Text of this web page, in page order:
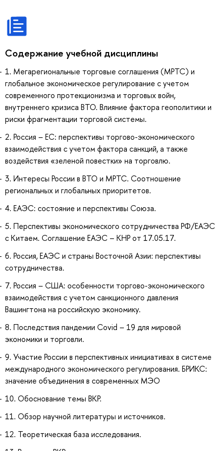
Содержание учебной дисциплины
1. Мегарегиональные торговые соглашения (МРТС) и
глобальное экономическое регулирование с учетом
современного протекционизма и торговых войн,
внутреннего кризиса ВТО. Влияние фактора геополитики и
риски фрагментации торговой системы.
2. Россия – ЕС: перспективы торгово-экономического
взаимодействия с учетом фактора санкций, а также
воздействия «зеленой повестки» на торговлю.
3. Интересы России в ВТО и МРТС. Соотношение
региональных и глобальных приоритетов.
4. ЕАЭС: состояние и перспективы Союза.
5. Перспективы экономического сотрудничества РФ/ЕАЭС
с Китаем. Соглашение ЕАЭС – КНР от 17.05.17.
6. Россия, ЕАЭС и страны Восточной Азии: перспективы
сотрудничества.
7. Россия – США: особенности торгово-экономического
взаимодействия с учетом санкционного давления
Вашингтона на российскую экономику.
8. Последствия пандемии Covid – 19 для мировой
экономики и торговли.
9. Участие России в перспективных инициативах в системе
международного экономического регулирования. БРИКС:
значение объединения в современных МЭО
10. Обоснование темы ВКР.
11. Обзор научной литературы и источников.
12. Теоретическая база исследования.